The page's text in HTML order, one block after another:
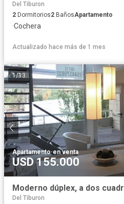
Del Tiburon
2 Dormitorios2 BañosApartamento
·Cochera
Actualizado hace más de 1 mes
1/13
Apartamento·en venta
USD 155.000
Del Tiburon